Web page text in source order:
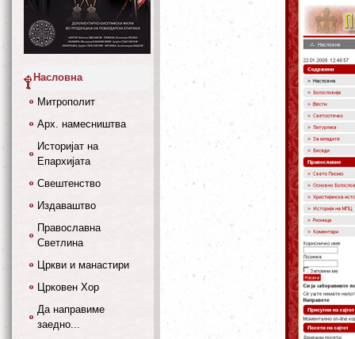
Насловна
Митрополит
Арх. намесништва
Историјат на
Епархијата
Свештенство
Издаваштво
Православна
Светлина
Цркви и манастири
Црковен Хор
Да направиме
заедно...